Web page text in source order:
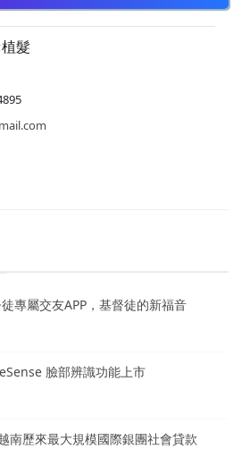
髮
專屬交友APP，基督徒的新福音
臉部辨識功能上市
南歷來最大規模國際銀團社會貸款